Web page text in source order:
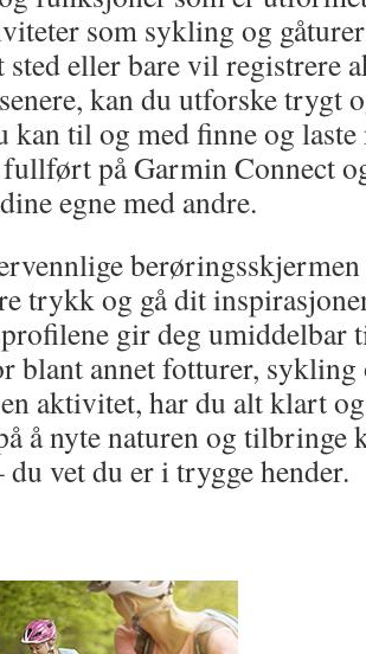
som sykling og
sted eller bare vil registrere
kan du utforske trygt
kan til og med finne og
fullført på Garmin Connect
egne med andre.
trykk og gå dit
gir deg umiddelbar
blant annet fotturer, sykling
aktivitet, har du alt klart
å nyte naturen og tilbringe
vet du er i trygge hender.